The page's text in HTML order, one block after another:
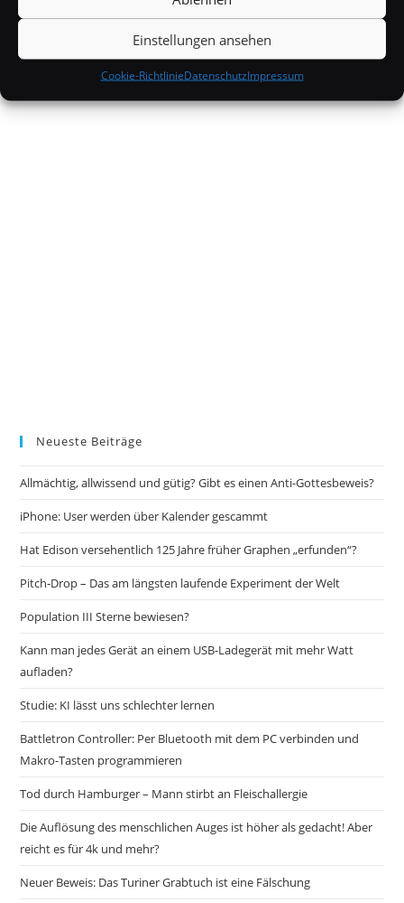
Einstellungen ansehen
Cookie-RichtlinieDatenschutzImpressum
Neueste Beiträge
Allmächtig, allwissend und gütig? Gibt es einen Anti-Gottesbeweis?
iPhone: User werden über Kalender gescammt
Hat Edison versehentlich 125 Jahre früher Graphen „erfunden“?
Pitch-Drop – Das am längsten laufende Experiment der Welt
Population III Sterne bewiesen?
Kann man jedes Gerät an einem USB-Ladegerät mit mehr Watt
aufladen?
Studie: KI lässt uns schlechter lernen
Battletron Controller: Per Bluetooth mit dem PC verbinden und
Makro-Tasten programmieren
Tod durch Hamburger – Mann stirbt an Fleischallergie
Die Auflösung des menschlichen Auges ist höher als gedacht! Aber
reicht es für 4k und mehr?
Neuer Beweis: Das Turiner Grabtuch ist eine Fälschung